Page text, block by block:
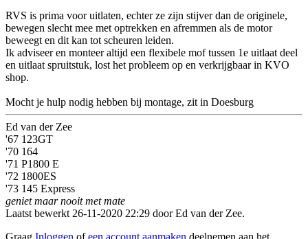
RVS is prima voor uitlaten, echter ze zijn stijver dan de originele,
bewegen slecht mee met optrekken en afremmen als de motor
beweegt en dit kan tot scheuren leiden.
Ik adviseer en monteer altijd een flexibele mof tussen 1e uitlaat deel
en uitlaat spruitstuk, lost het probleem op en verkrijgbaar in KVO
shop.
Mocht je hulp nodig hebben bij montage, zit in Doesburg
Ed van der Zee
'67 123GT
'70 164
'71 P1800 E
'72 1800ES
'73 145 Express
geniet maar nooit met mate
Laatst bewerkt 26-11-2020 22:29 doorEd van der Zee.
Graag Inloggen ofeen account aanmaken deelnemen aan het